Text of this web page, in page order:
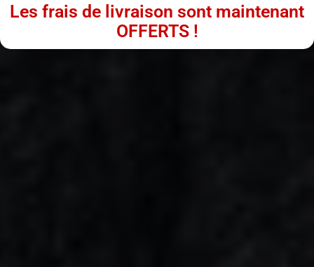
Les frais de livraison sont maintenant
OFFERTS !